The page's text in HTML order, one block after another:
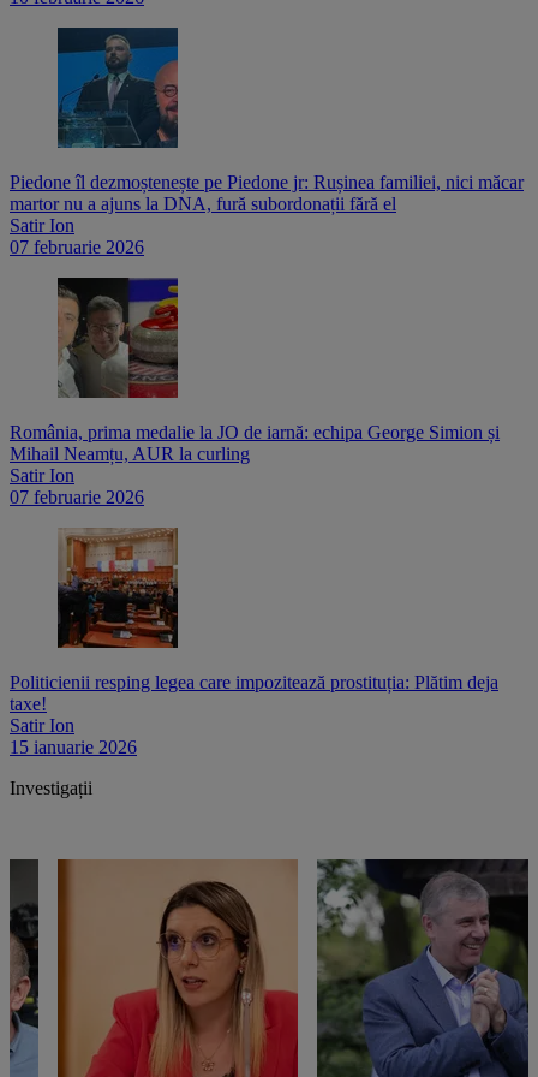
Piedone îl dezmoștenește pe Piedone jr: Rușinea familiei, nici măcar
martor nu a ajuns la DNA, fură subordonații fără el
Satir Ion
07 februarie 2026
România, prima medalie la JO de iarnă: echipa George Simion și
Mihail Neamțu, AUR la curling
Satir Ion
07 februarie 2026
Politicienii resping legea care impozitează prostituția: Plătim deja
taxe!
Satir Ion
15 ianuarie 2026
Investigații